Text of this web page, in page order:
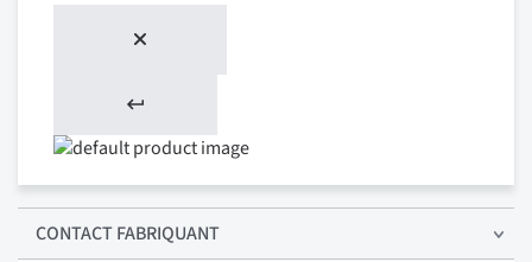
CONTACT FABRIQUANT